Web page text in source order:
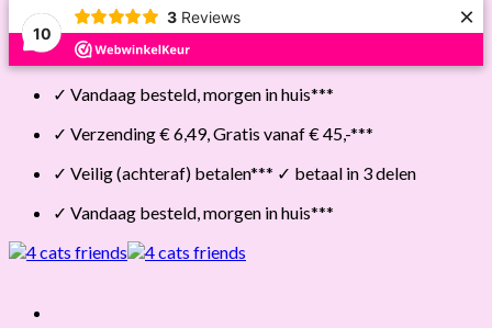
10
3 Reviews ×
Skip
✓ Vandaag besteld, morgen in huis***
✓ Verzending € 6,49, Gratis vanaf € 45,-***
✓ Veilig (achteraf) betalen*** ✓ betaal in 3 delen
✓ Vandaag besteld, morgen in huis***